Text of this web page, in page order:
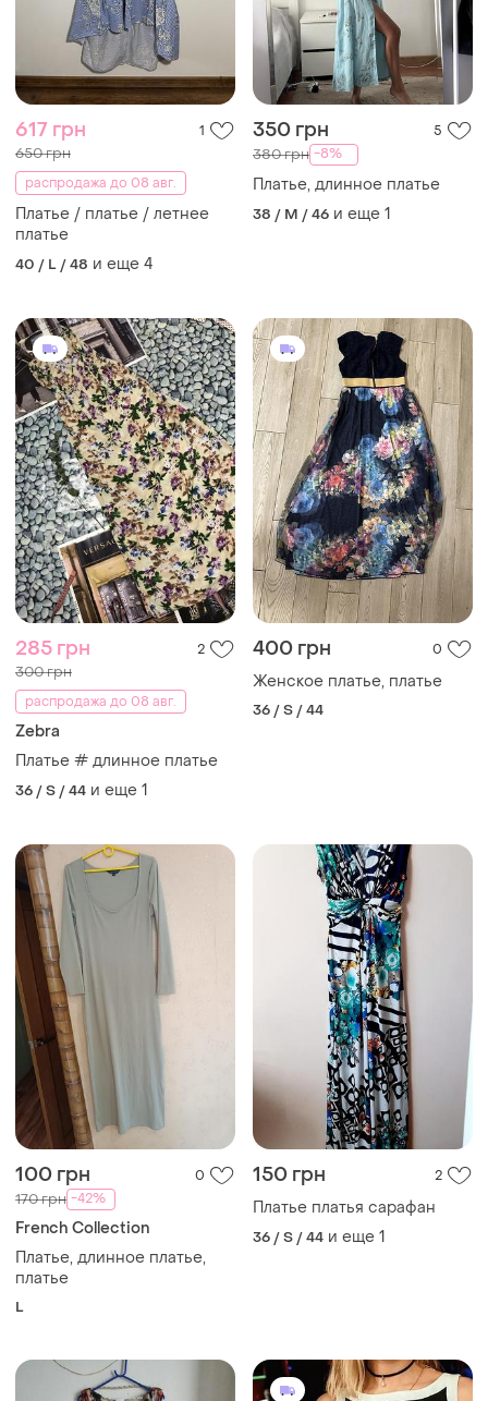
617 грн 1
650 грн
распродажа до 08 авг.
Платье / платье / летнее
платье
40 / L / 48 и еще 4
350 грн 5
380 грн -8%
Платье, длинное платье
38 / M / 46 и еще 1
285 грн 2
300 грн
распродажа до 08 авг.
Zebra
Платье # длинное платье
36 / S / 44 и еще 1
400 грн 0
Женское платье, платье
36 / S / 44
100 грн 0
170 грн -42%
French Collection
Платье, длинное платье,
платье
L
150 грн 2
Платье платья сарафан
36 / S / 44 и еще 1